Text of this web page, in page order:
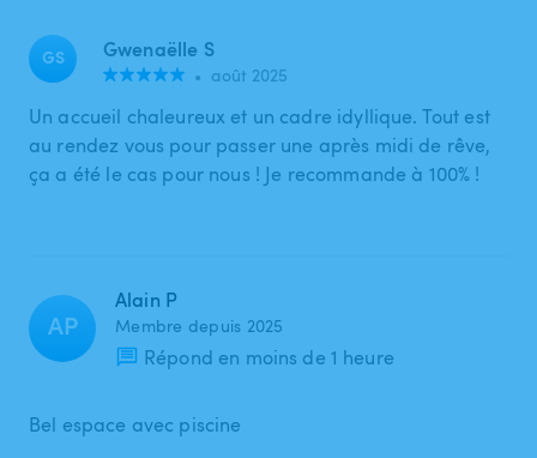
GS Gwenaëlle S
• août 2025
Un accueil chaleureux et un cadre idyllique. Tout est
au rendez vous pour passer une après midi de rêve,
ça a été le cas pour nous ! Je recommande à 100% !
AP
Alain P
Membre depuis 2025
Répond en moins de 1 heure
Bel espace avec piscine